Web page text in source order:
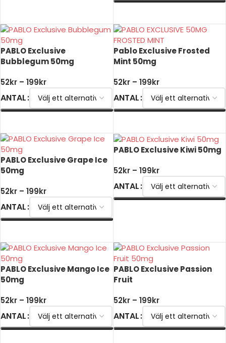
PABLO Exclusive
Bubblegum 50mg
52kr – 199kr
ANTAL
Pablo Exclusive Frosted
Mint 50mg
52kr – 199kr
ANTAL
PABLO Exclusive Grape Ice
50mg
52kr – 199kr
ANTAL
PABLO Exclusive Kiwi 50mg
52kr – 199kr
ANTAL
PABLO Exclusive Mango Ice
50mg
52kr – 199kr
ANTAL
PABLO Exclusive Passion
Fruit
52kr – 199kr
ANTAL